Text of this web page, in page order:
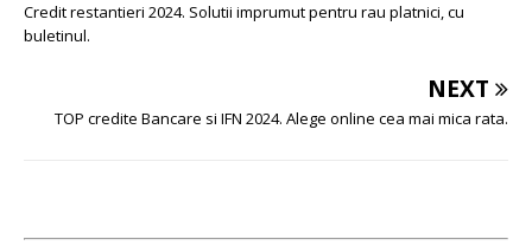
Credit restantieri 2024. Solutii imprumut pentru rau platnici, cu
buletinul.
NEXT
TOP credite Bancare si IFN 2024. Alege online cea mai mica rata.